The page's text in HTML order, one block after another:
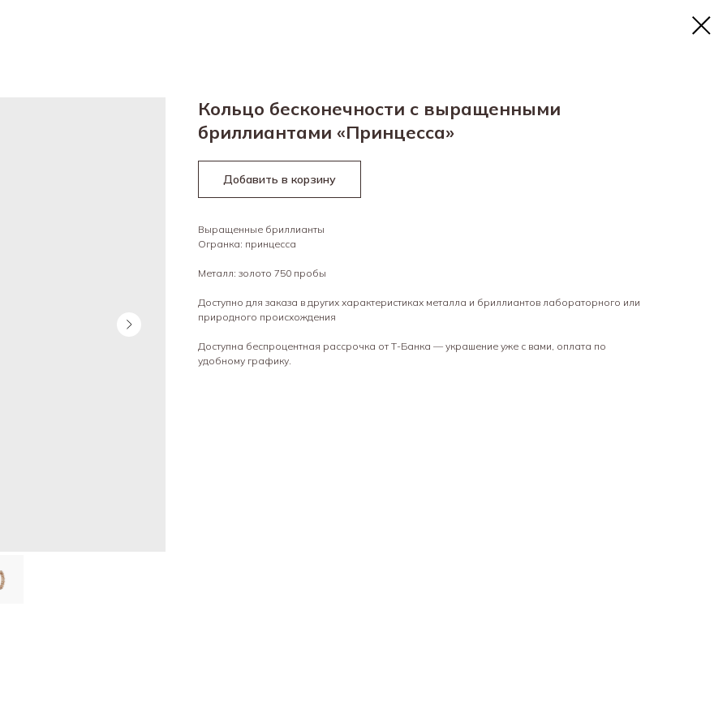
Кольцо бесконечности с выращенными
бриллиантами «Принцесса»
Добавить в корзину
Выращенные бриллианты
Огранка: принцесса
Металл: золото 750 пробы
Доступно для заказа в других характеристиках металла и бриллиантов лабораторного или
природного происхождения
Доступна беспроцентная рассрочка от Т-Банка — украшение уже с вами, оплата по
удобному графику.